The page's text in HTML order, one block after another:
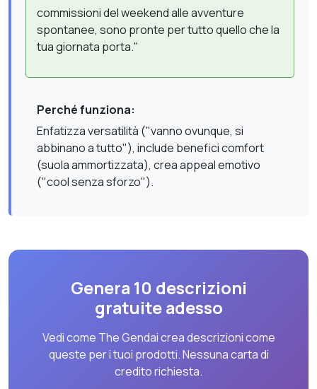
commissioni del weekend alle avventure
spontanee, sono pronte per tutto quello che la
tua giornata porta."
Perché funziona:
Enfatizza versatilità ("vanno ovunque, si
abbinano a tutto"), include benefici comfort
(suola ammortizzata), crea appeal emotivo
("cool senza sforzo").
Genera 10 descrizioni
gratuite adesso
Vedi come The Gendai crea descrizioni come
queste per i tuoi prodotti. Nessuna carta di
credito richiesta.